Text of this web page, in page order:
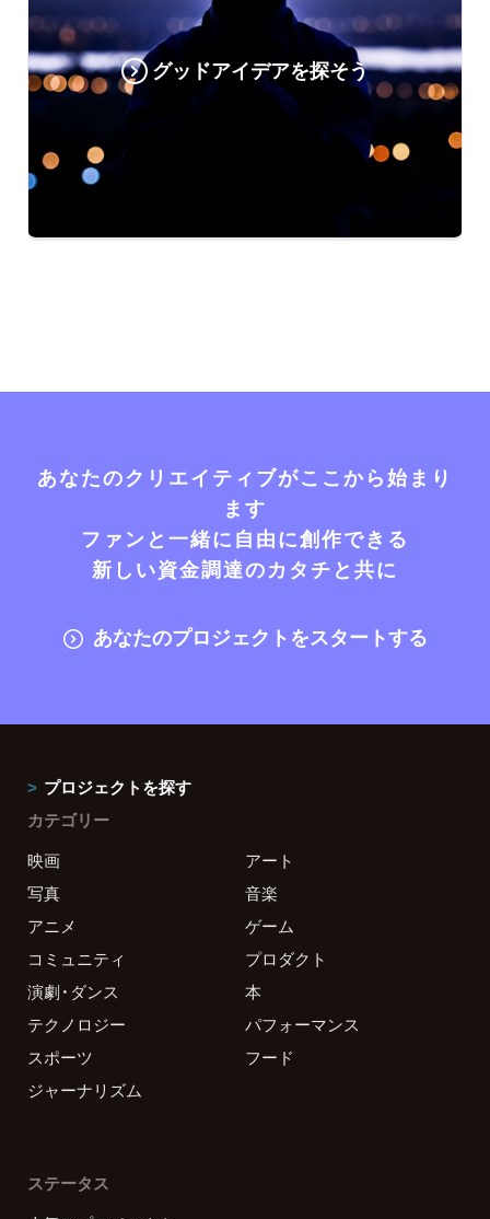
グッドアイデアを探そう
あなたのクリエイティブがここから始まり
ます
ファンと一緒に自由に創作できる
新しい資金調達のカタチと共に
あなたのプロジェクトをスタートする
プロジェクトを探す
カテゴリー
映画
アート
写真
音楽
アニメ
ゲーム
コミュニティ
プロダクト
演劇・ダンス
本
テクノロジー
パフォーマンス
スポーツ
フード
ジャーナリズム
ステータス